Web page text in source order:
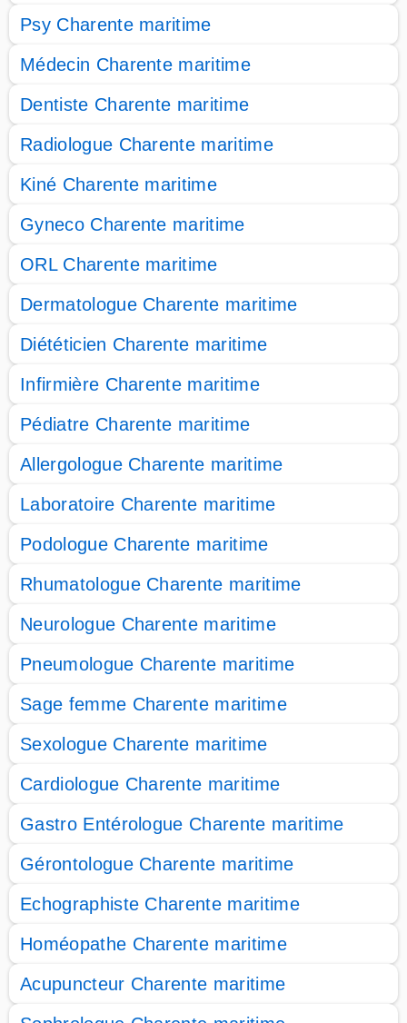
Psy Charente maritime
Médecin Charente maritime
Dentiste Charente maritime
Radiologue Charente maritime
Kiné Charente maritime
Gyneco Charente maritime
ORL Charente maritime
Dermatologue Charente maritime
Diététicien Charente maritime
Infirmière Charente maritime
Pédiatre Charente maritime
Allergologue Charente maritime
Laboratoire Charente maritime
Podologue Charente maritime
Rhumatologue Charente maritime
Neurologue Charente maritime
Pneumologue Charente maritime
Sage femme Charente maritime
Sexologue Charente maritime
Cardiologue Charente maritime
Gastro Entérologue Charente maritime
Gérontologue Charente maritime
Echographiste Charente maritime
Homéopathe Charente maritime
Acupuncteur Charente maritime